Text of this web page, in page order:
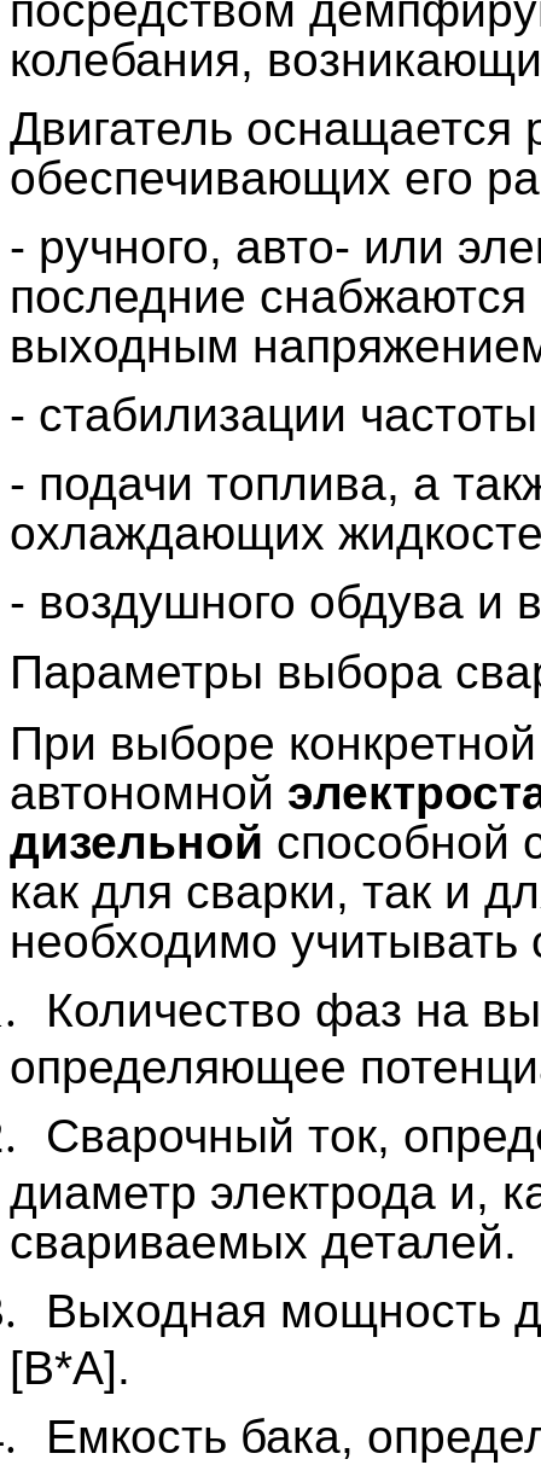
колебания,
Двигатель оснащается
обеспечивающих его
- ручного, авто- или
последние снабжаются
выходным
- стабилизации
- подачи топлива, а
охлаждающих
- воздушного обдува и
Параметры выбора
При выборе
автономной
дизельной способной
как для сварки, так и
необходимо
Количество фаз на
определяющее
Сварочный ток,
диаметр электрода и,
свариваемых деталей.
Выходная мощность
[В*А].
Емкость бака,